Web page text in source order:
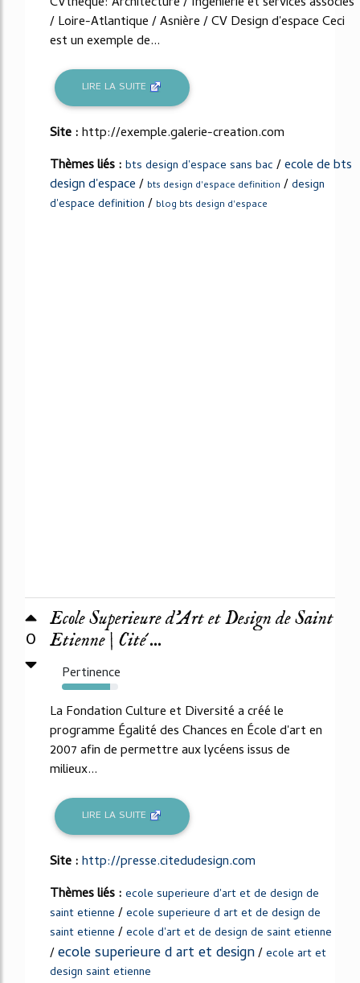
/ Loire-Atlantique / Asnière / CV Design d'espace Ceci
est un exemple de...
LIRE LA SUITE
Site :http://exemple.galerie-creation.com
Thèmes liés : bts design d'espace sans bac /ecole de bts
design d'espace/ bts design d'espace definition /design
d'espace definition / blog bts design d'espace
0
Ecole Superieure d’Art et Design de Saint
Etienne | Cité ...
Pertinence
85%
La Fondation Culture et Diversité a créé le
programme Égalité des Chances en École d'art en
2007 afin de permettre aux lycéens issus de
milieux...
LIRE LA SUITE
Site :http://presse.citedudesign.com
Thèmes liés : ecole superieure d'art et de design de
saint etienne /ecole superieure d art et de design de
saint etienne /ecole d'art et de design de saint etienne
/ecole superieure d art et design/ecole art et
design saint etienne